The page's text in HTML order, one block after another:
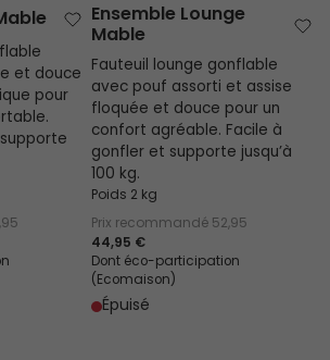
et douce
pour
Ensemble Lounge
Mable
Fauteuil lounge gonflable
avec pouf assorti et assise
floquée et douce pour un
confort agréable. Facile à
gonfler et supporte jusqu’à
100 kg.
Poids 2 kg
Prix recommandé 52,95
44,95 €
Dont éco-participation
(Ecomaison)
Épuisé